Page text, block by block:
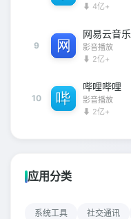
⬇ 4亿+
9
网易云音乐
影音播放
⬇ 2亿+
10
哔哩哔哩
影音播放
⬇ 2亿+
应用分类
系统工具 社交通讯